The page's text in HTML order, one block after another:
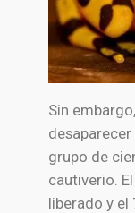
Sin
grupo de
cautiverio.
liberado y el